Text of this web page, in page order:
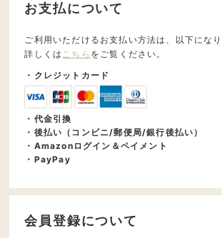
お支払について
ご利用いただけるお支払い方法は、以下になり
詳しくは こちら をご覧ください。
・クレジットカード
・代金引換
・後払い（コンビニ/郵便局/銀行後払い）
・Amazonログイン＆ペイメント
・PayPay
会員登録について